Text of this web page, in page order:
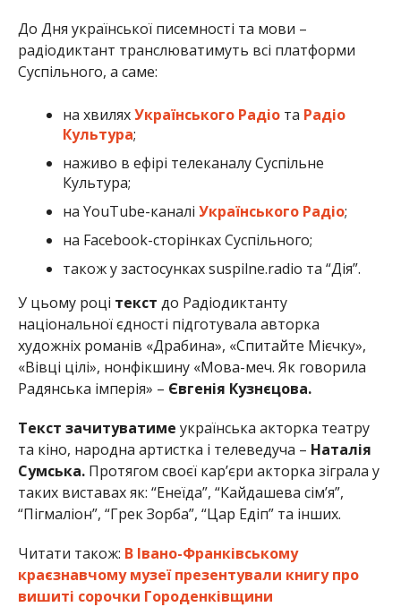
До Дня української писемності та мови –
радіодиктант транслюватимуть всі платформи
Суспільного, а саме:
на хвиляхУкраїнського Радіота Радіо
Культура;
наживо в ефірі телеканалу Суспільне
Культура;
на YouTube-каналі Українського Радіо;
на Facebook-сторінках Суспільного;
також у застосунках suspilne.radio та “Дія”.
У цьому році текст до Радіодиктанту
національної єдності підготувала авторка
художніх романів «Драбина», «Спитайте Мієчку»,
«Вівці цілі», нонфікшину «Мова-меч. Як говорила
Радянська імперія» – Євгенія Кузнєцова.
Текст зачитуватиме українська акторка театру
та кіно, народна артистка і телеведуча – Наталія
Сумська.Протягом своєї кар’єри акторка зіграла у
таких виставах як: “Енеїда”, “Кайдашева сім’я”,
“Пігмаліон”, “Грек Зорба”, “Цар Едіп” та інших.
Читати також: В Івано-Франківському
краєзнавчому музеї презентували книгу про
вишиті сорочки Городенківщини